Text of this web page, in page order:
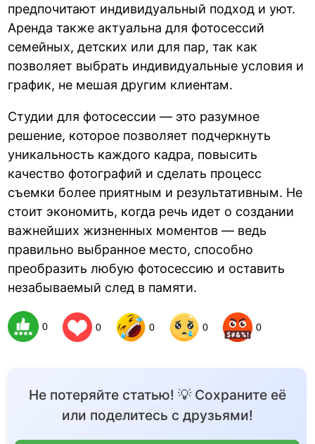
предпочитают индивидуальный подход и уют.
Аренда также актуальна для фотосессий
семейных, детских или для пар, так как
позволяет выбрать индивидуальные условия и
график, не мешая другим клиентам.
Студии для фотосессии — это разумное
решение, которое позволяет подчеркнуть
уникальность каждого кадра, повысить
качество фотографий и сделать процесс
съемки более приятным и результативным. Не
стоит экономить, когда речь идет о создании
важнейших жизненных моментов — ведь
правильно выбранное место, способно
преобразить любую фотосессию и оставить
незабываемый след в памяти.
0 0 0 0 0
Не потеряйте статью! 💡 Сохраните её
или поделитесь с друзьями!